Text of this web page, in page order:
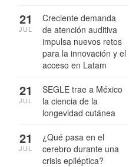
Creciente demanda
de atención auditiva
impulsa nuevos retos
para la innovación y el
acceso en Latam
21
JUL
SEGLE trae a México
la ciencia de la
longevidad cutánea
21
JUL
¿Qué pasa en el
cerebro durante una
crisis epiléptica?
21
JUL